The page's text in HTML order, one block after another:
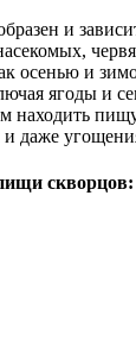
и
осенью и
ягоды и
находить
и даже
скворцов: